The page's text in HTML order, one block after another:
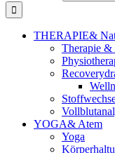
THERAPIE&
Therapie &
YOGA& Atem
Yoga